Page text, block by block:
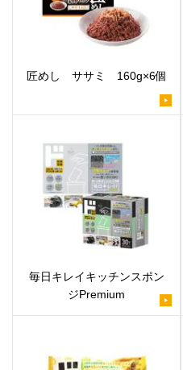
匠めし ササミ 160g×6個
毎日キレイキッチンスポン
ジPremium